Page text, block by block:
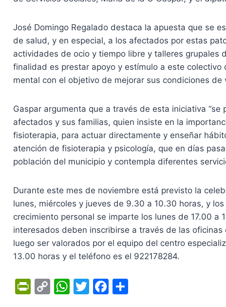
José Domingo Regalado destaca la apuesta que se
de salud, y en especial, a los afectados por estas
actividades de ocio y tiempo libre y talleres grupales
finalidad es prestar apoyo y estímulo a este
mental con el objetivo de mejorar sus condiciones de
Gaspar argumenta que a través de esta iniciativa
afectados y sus familias, quien insiste en la
fisioterapia, para actuar directamente y enseñar
atención de fisioterapia y psicología, que en días
población del municipio y contempla diferentes
Durante este mes de noviembre está previsto la
lunes, miércoles y jueves de 9.30 a 10.30 horas, y
crecimiento personal se imparte los lunes de 17.00 a
interesados deben inscribirse a través de las
luego ser valorados por el equipo del centro
13.00 horas y el teléfono es el 922178284.
Pr C
W T
F